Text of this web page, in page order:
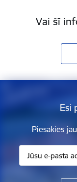
Vai šī
Esi
Piesakies